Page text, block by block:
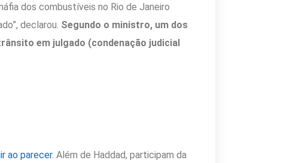
dos combustíveis no Rio de Janeiro
declarou. Segundo o ministro, um dos
em julgado (condenação judicial
ao parecer. Além de Haddad, participam da